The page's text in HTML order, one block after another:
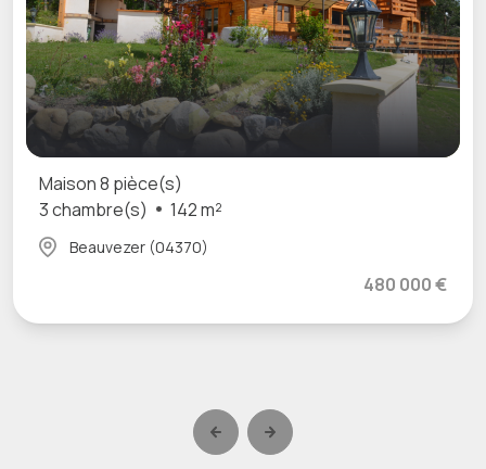
Maison 8 pièce(s)
3 chambre(s)
142 m²
Beauvezer (04370)
480 000 €